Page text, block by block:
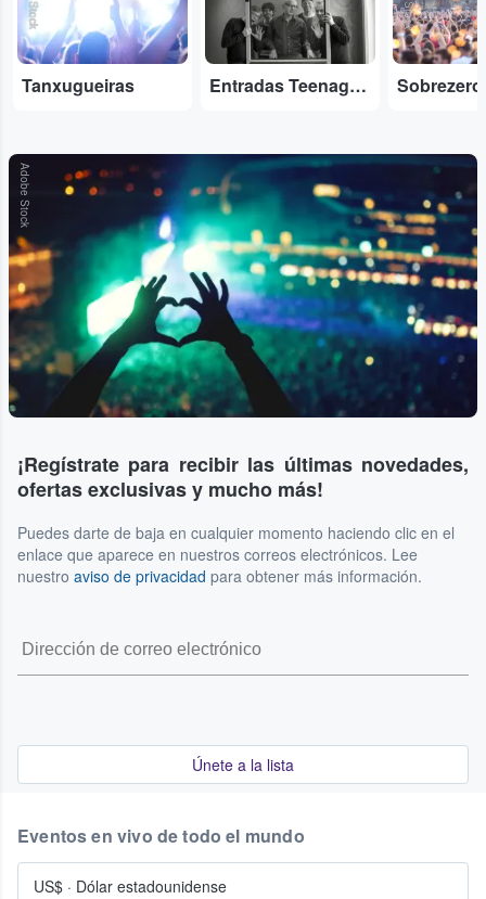
Tanxugueiras Entradas Teenage Fanclub Sobrezero
Adobe Stock
¡Regístrate para recibir las últimas novedades,
ofertas exclusivas y mucho más!
Puedes darte de baja en cualquier momento haciendo clic en el
enlace que aparece en nuestros correos electrónicos. Lee
nuestro aviso de privacidad para obtener más información.
Únete a la lista
Eventos en vivo de todo el mundo
US$ · Dólar estadounidense